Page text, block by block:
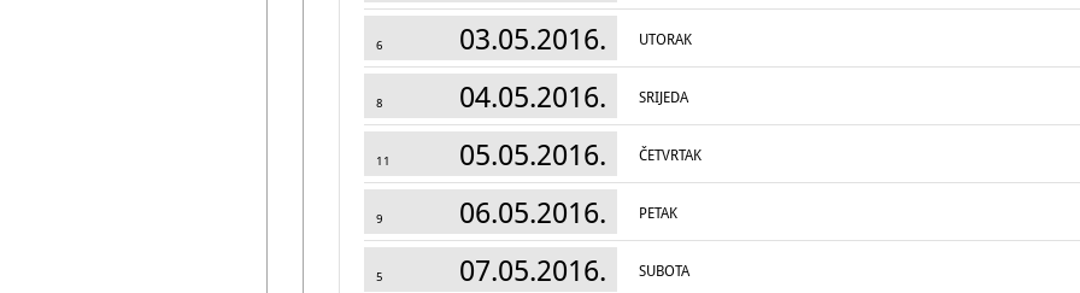
6 03.05.2016. UTORAK
8 04.05.2016. SRIJEDA
11 05.05.2016. ČETVRTAK
9 06.05.2016. PETAK
5 07.05.2016. SUBOTA